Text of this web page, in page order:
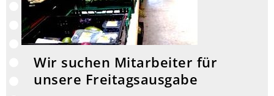
Wir suchen Mitarbeiter für
unsere Freitagsausgabe